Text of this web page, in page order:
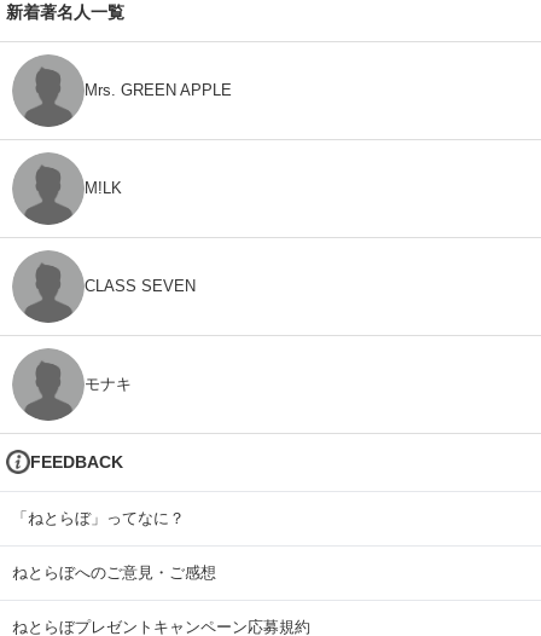
新着著名人一覧
Mrs. GREEN APPLE
M!LK
CLASS SEVEN
モナキ
FEEDBACK
「ねとらぼ」ってなに？
ねとらぼへのご意見・ご感想
ねとらぼプレゼントキャンペーン応募規約